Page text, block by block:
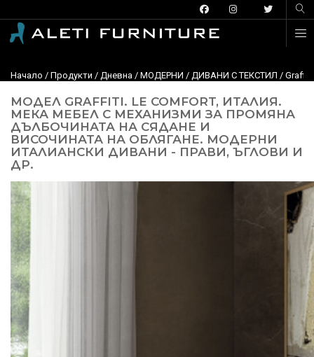
Начало / Продукти / Дневна / МОДЕРНИ / ДИВАНИ С ТЕКСТИЛ /
МОДЕЛ GRAFFITI. LE COMFORT, ИТАЛИЯ.
МЕКА МЕБЕЛ С МЕХАНИЗМИ ЗА ПРОМЯНА
ДЪЛБОЧИНАТА НА СЯДАНЕ И
ВИСОЧИНАТА НА ОБЛЯГАНЕ. МОДЕРНИ
ИТАЛИАНСКИ ДИВАНИ - ПРАВИ, ЪГЛОВИ И
ДР.